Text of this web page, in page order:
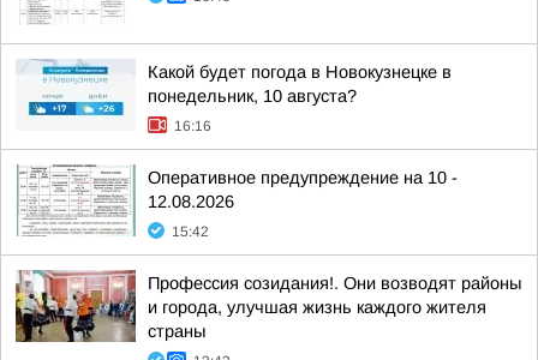
Какой будет погода в Новокузнецке в
понедельник, 10 августа?
16:16
Оперативное предупреждение на 10 -
12.08.2026
15:42
Профессия созидания!. Они возводят районы
и города, улучшая жизнь каждого жителя
страны